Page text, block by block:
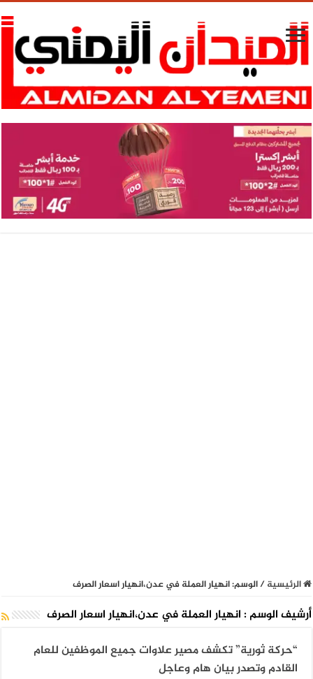
الرئيسية/الوسم:انهيار العملة في عدن،انهيار اسعار الصرف
أرشيف الوسم : انهيار العملة في عدن،انهيار اسعار الصرف
“حركة ثورية” تكشف مصير علاوات جميع الموظفين للعام
القادم وتصدر بيان هام وعاجل